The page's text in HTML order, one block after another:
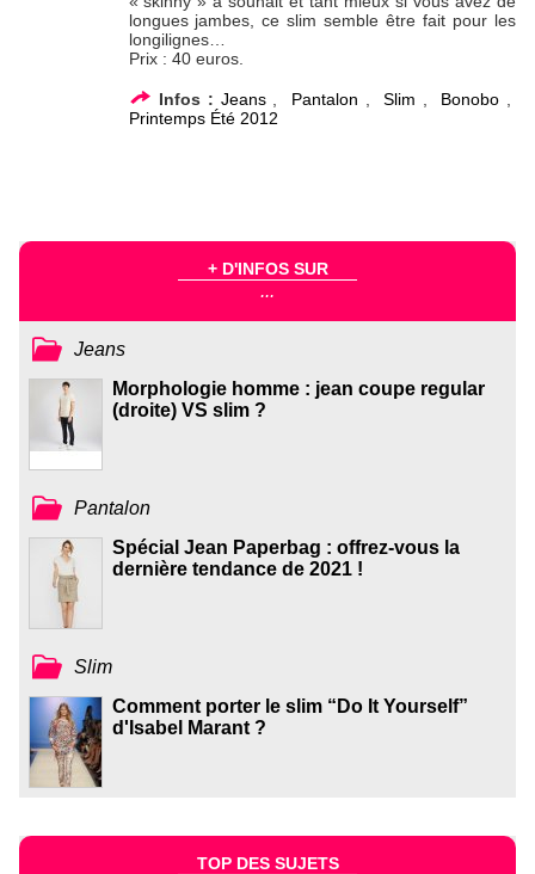
longues jambes, ce slim semble être fait pour les
longilignes…
Prix : 40 euros.
Infos : Jeans, Pantalon ,Slim Bonobo
Printemps Été 2012
+ D'INFOS SUR
...
Jeans
Morphologie homme : jean coupe regular
(droite) VS slim ?
Pantalon
Spécial Jean Paperbag : offrez-vous la
dernière tendance de 2021 !
Slim
Comment porter le slim “Do It Yourself”
d'Isabel Marant ?
TOP DES SUJETS